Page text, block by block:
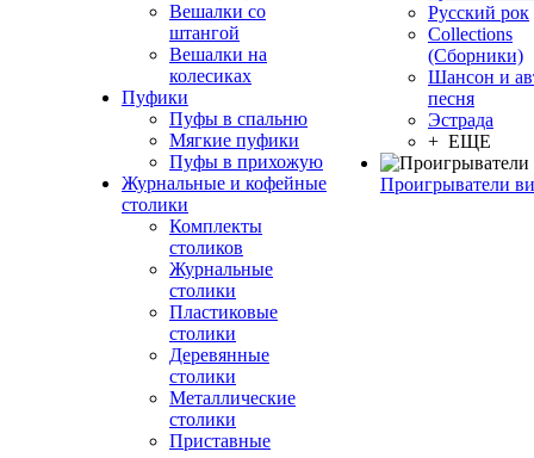
Вешалки со
штангой
Вешалки на
колесиках
Пуфики
Пуфы в спальню
Мягкие пуфики
Пуфы в прихожую
Журнальные и кофейные
столики
Комплекты
столиков
Журнальные
столики
Пластиковые
столики
Деревянные
столики
Металлические
столики
Приставные
Русский рок
Сollections
(Сборники)
Шансон и
песня
Эстрада
+ ЕЩЕ
Проигрыватели